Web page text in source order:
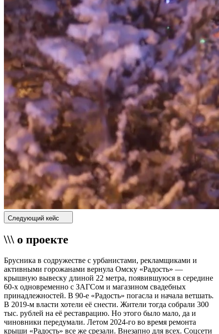
Следующий кейс
\\\ о проекте
Брусника в содружестве с урбанистами, рекламщиками и
активными горожанами вернула Омску «Радость» —
крышную вывеску длиной 22 метра, появившуюся в середине
60-х одновременно с ЗАГСом и магазином свадебных
принадлежностей. В 90-е «Радость» погасла и начала ветшать.
В 2019-м власти хотели её снести. Жители тогда собрали 300
тыс. рублей на её реставрацию. Но этого было мало, да и
чиновники передумали. Летом 2024-го во время ремонта
крыши «Радость» все же срезали. Внезапно для всех. Соцсети